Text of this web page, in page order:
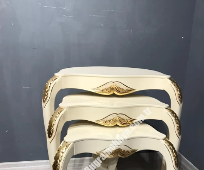
Kullanıcı adı veya e-posta
adresi
Gerekli
Gerekli
Beni hatırla
Giriş Yap
Parolanızı mı unuttunuz?